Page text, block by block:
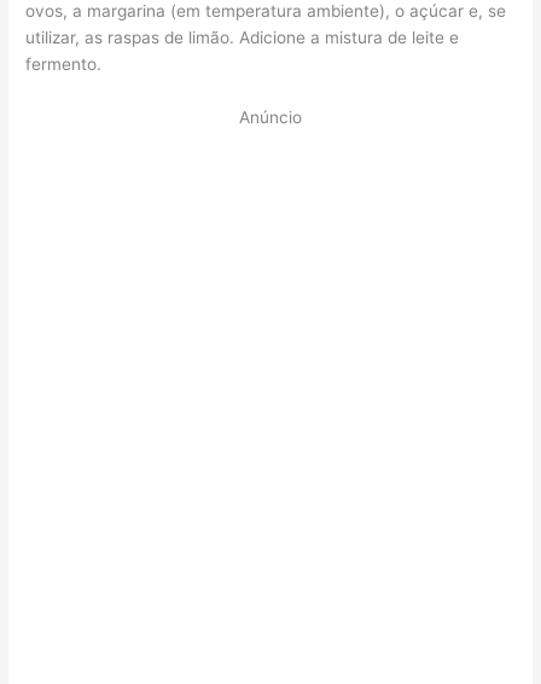
ovos, a margarina (em temperatura ambiente), o açúcar e, se
utilizar, as raspas de limão. Adicione a mistura de leite e
fermento.
Anúncio